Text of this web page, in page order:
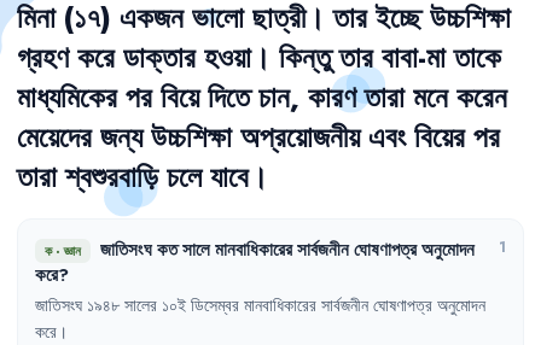
মিনা (১৭) একজন ভালো ছাত্রী। তার ইচ্ছে উচ্চশিক্ষা
গ্রহণ করে ডাক্তার হওয়া। কিন্তু তার বাবা-মা তাকে
মাধ্যমিকের পর বিয়ে দিতে চান, কারণ তারা মনে করেন
মেয়েদের জন্য উচ্চশিক্ষা অপ্রয়োজনীয় এবং বিয়ের পর
তারা শ্বশুরবাড়ি চলে যাবে।
ক·জ্ঞান জাতিসংঘকতসালেমানবাধিকারেরসার্বজনীনঘোষণাপত্রঅনুমোদন
করে?
1
জাতিসংঘ ১৯৪৮ সালের ১০ই ডিসেম্বর মানবাধিকারের সার্বজনীন ঘোষণাপত্র অনুমোদন
করে ।